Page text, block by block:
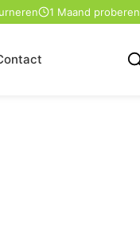
1 Maand proberen